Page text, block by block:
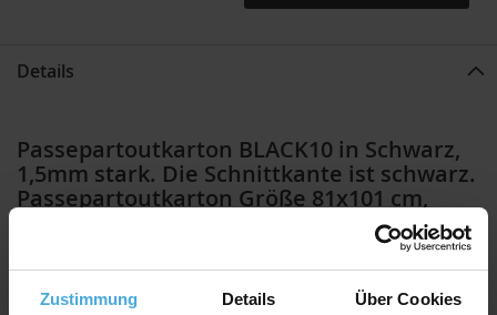
Zustimmung Details Über Cookies
Details
Passepartoutkarton BLACK10 in Schwarz,
1,5mm stark. Die Schnittkante ist schwarz.
Passepartoutkarton Größe 81x101 cm,